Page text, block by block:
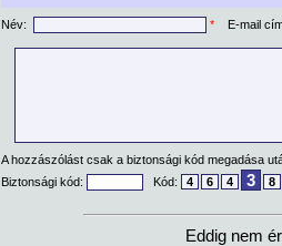
Név: * E-mail
A hozzászólást csak a biztonsági kód megadása
Biztonsági kód:
Kód: 4 6 4 3 8
Eddig nem